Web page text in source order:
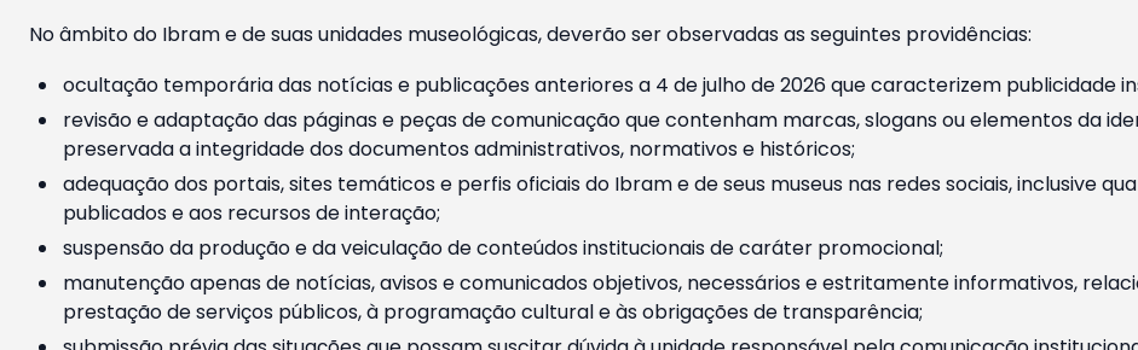
No âmbito do Ibram e de suas unidades museológicas, deverão ser observadas as seguintes providências:
ocultação temporária das notícias e publicações anteriores a 4 de julho de 2026 que caracterizem publicidade
revisão e adaptação das páginas e peças de comunicação que contenham marcas, slogans ou elementos da
preservada a integridade dos documentos administrativos, normativos e históricos;
adequação dos portais, sites temáticos e perfis oficiais do Ibram e de seus museus nas redes sociais, inclusive
publicados e aos recursos de interação;
suspensão da produção e da veiculação de conteúdos institucionais de caráter promocional;
manutenção apenas de notícias, avisos e comunicados objetivos, necessários e estritamente informativos,
prestação de serviços públicos, à programação cultural e às obrigações de transparência;